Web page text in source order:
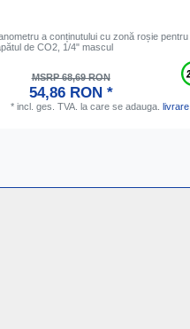
a conținutului cu zonă roșie pentru
de CO2, 1/4" mascul
MSRP 68,69 RON
54,86 RON *
* incl. ges. TVA. la care se adauga. livrare